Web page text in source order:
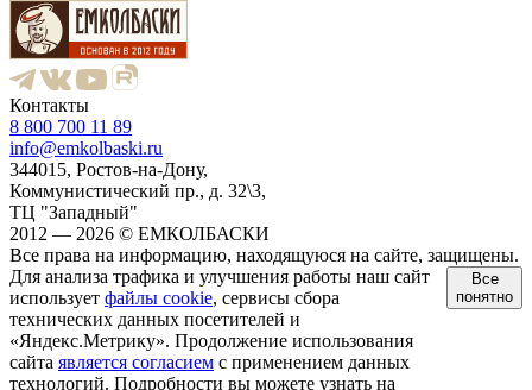
Контакты
8 800 700 11 89
info@emkolbaski.ru
344015, Ростов-на-Дону,
Коммунистический пр., д. 32\3,
ТЦ "Западный"
2012 — 2026 © ЕМКОЛБАСКИ
Все права на информацию, находящуюся на сайте, защищены.
Для анализа трафика и улучшения работы наш сайт
использует файлы cookie, сервисы сбора
технических данных посетителей и
«Яндекс.Метрику». Продолжение использования
сайта является согласием с применением данных
технологий. Подробности вы можете узнать на
Все
понятно